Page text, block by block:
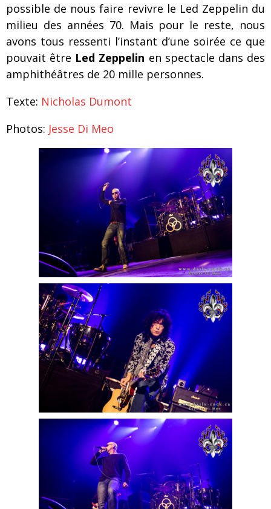
possible de nous faire revivre le Led Zeppelin du
milieu des années 70. Mais pour le reste, nous
avons tous ressenti l’instant d’une soirée ce que
pouvait être Led Zeppelin en spectacle dans des
amphithéâtres de 20 mille personnes.
Texte: Nicholas Dumont
Photos: Jesse Di Meo